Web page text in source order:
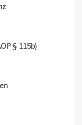
§ 115b)